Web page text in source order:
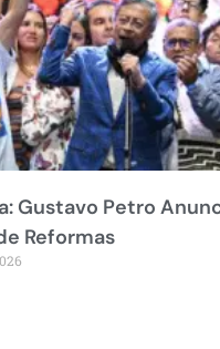
Gustavo Petro
Reformas